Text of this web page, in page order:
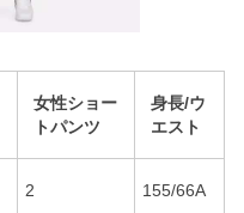
女性ショー
トパンツ
身長/ウ
エスト
2 155/66A